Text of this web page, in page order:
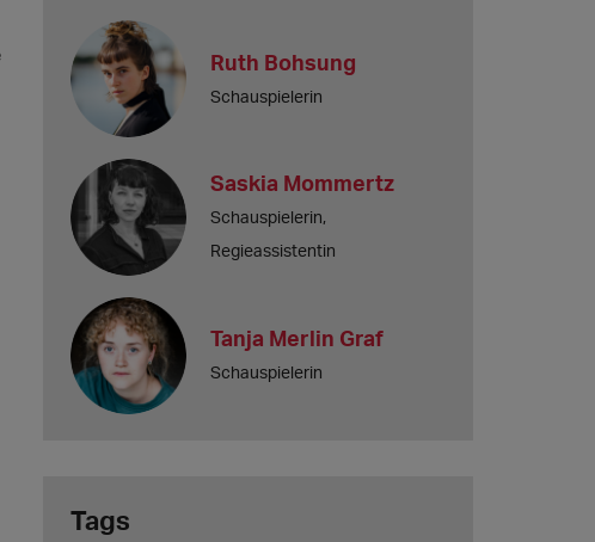
Ruth Bohsung
Schauspielerin
Saskia Mommertz
Schauspielerin,
Regieassistentin
Tanja Merlin Graf
Schauspielerin
Tags